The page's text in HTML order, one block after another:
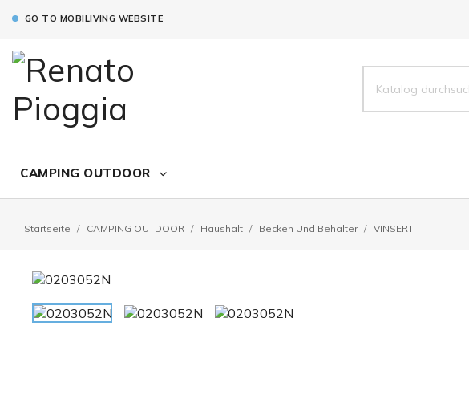
GO TO MOBILIVING WEBSITE
CAMPING OUTDOOR
Startseite CAMPING OUTDOOR Haushalt Becken Und Behälter VINSERT